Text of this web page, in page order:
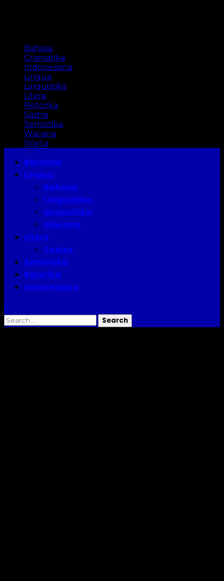
Bahasa
Gramatika
Indonesiana
Lingua
Linguistika
Litera
Retorika
Sastra
Semiotika
Wacana
Warta
Beranda
Lingua
Bahasa
Linguistika
Gramatika
Wacana
Litera
Sastra
Semiotika
Retorika
Indonesiana